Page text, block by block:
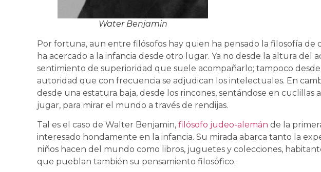
Water Benjamin
Por fortuna, aun entre filósofos hay quien ha pensado la filosofía de
ha acercado a la infancia desde otro lugar. Ya no desde la altura del
sentimiento de superioridad que suele acompañarlo; tampoco desde
autoridad que con frecuencia se adjudican los intelectuales. En
desde una estatura baja, desde los rincones, sentándose en cuclillas
jugar, para mirar el mundo a través de rendijas.
Tal es el caso de Walter Benjamin, filósofo judeo-alemán de la
interesado hondamente en la infancia. Su mirada abarca tanto la
niños hacen del mundo como libros, juguetes y colecciones,
que pueblan también su pensamiento filosófico.